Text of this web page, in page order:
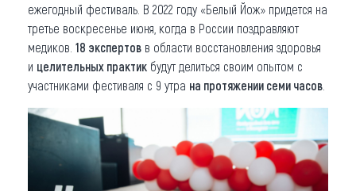
ежегодный фестиваль. В 2022 году «Белый Йож» придется на
третье воскресенье июня, когда в России поздравляют
медиков. 18 экспертов в области восстановления здоровья
и целительных практик будут делиться своим опытом с
участниками фестиваля с 9 утра на протяжении семи часов